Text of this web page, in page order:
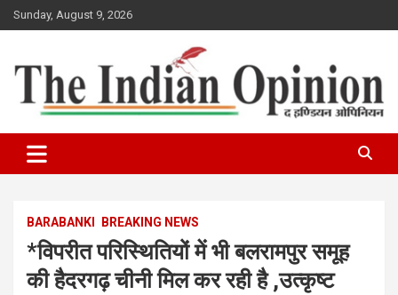
Skip
to
Sunday, August 9, 2026
Indian Opinion News
BARABANKI BREAKING NEWS
*विपरीत परिस्थितियों में भी बलरामपुर समूह
की हैदरगढ़ चीनी मिल कर रही है ,उत्कृष्ट